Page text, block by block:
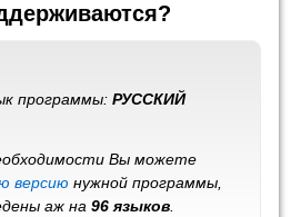
программы:РУССКИЙ
Вы можете
версию нужной программы,
аж на96 языков